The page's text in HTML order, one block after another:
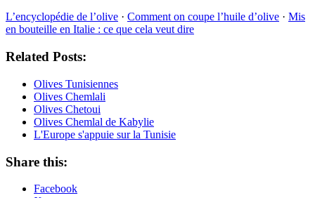
L’encyclopédie de l’olive · Comment on coupe l’huile d’olive · Mis
en bouteille en Italie : ce que cela veut dire
Related Posts:
Olives Tunisiennes
Olives Chemlali
Olives Chetoui
Olives Chemlal de Kabylie
L'Europe s'appuie sur la Tunisie
Share this:
Facebook